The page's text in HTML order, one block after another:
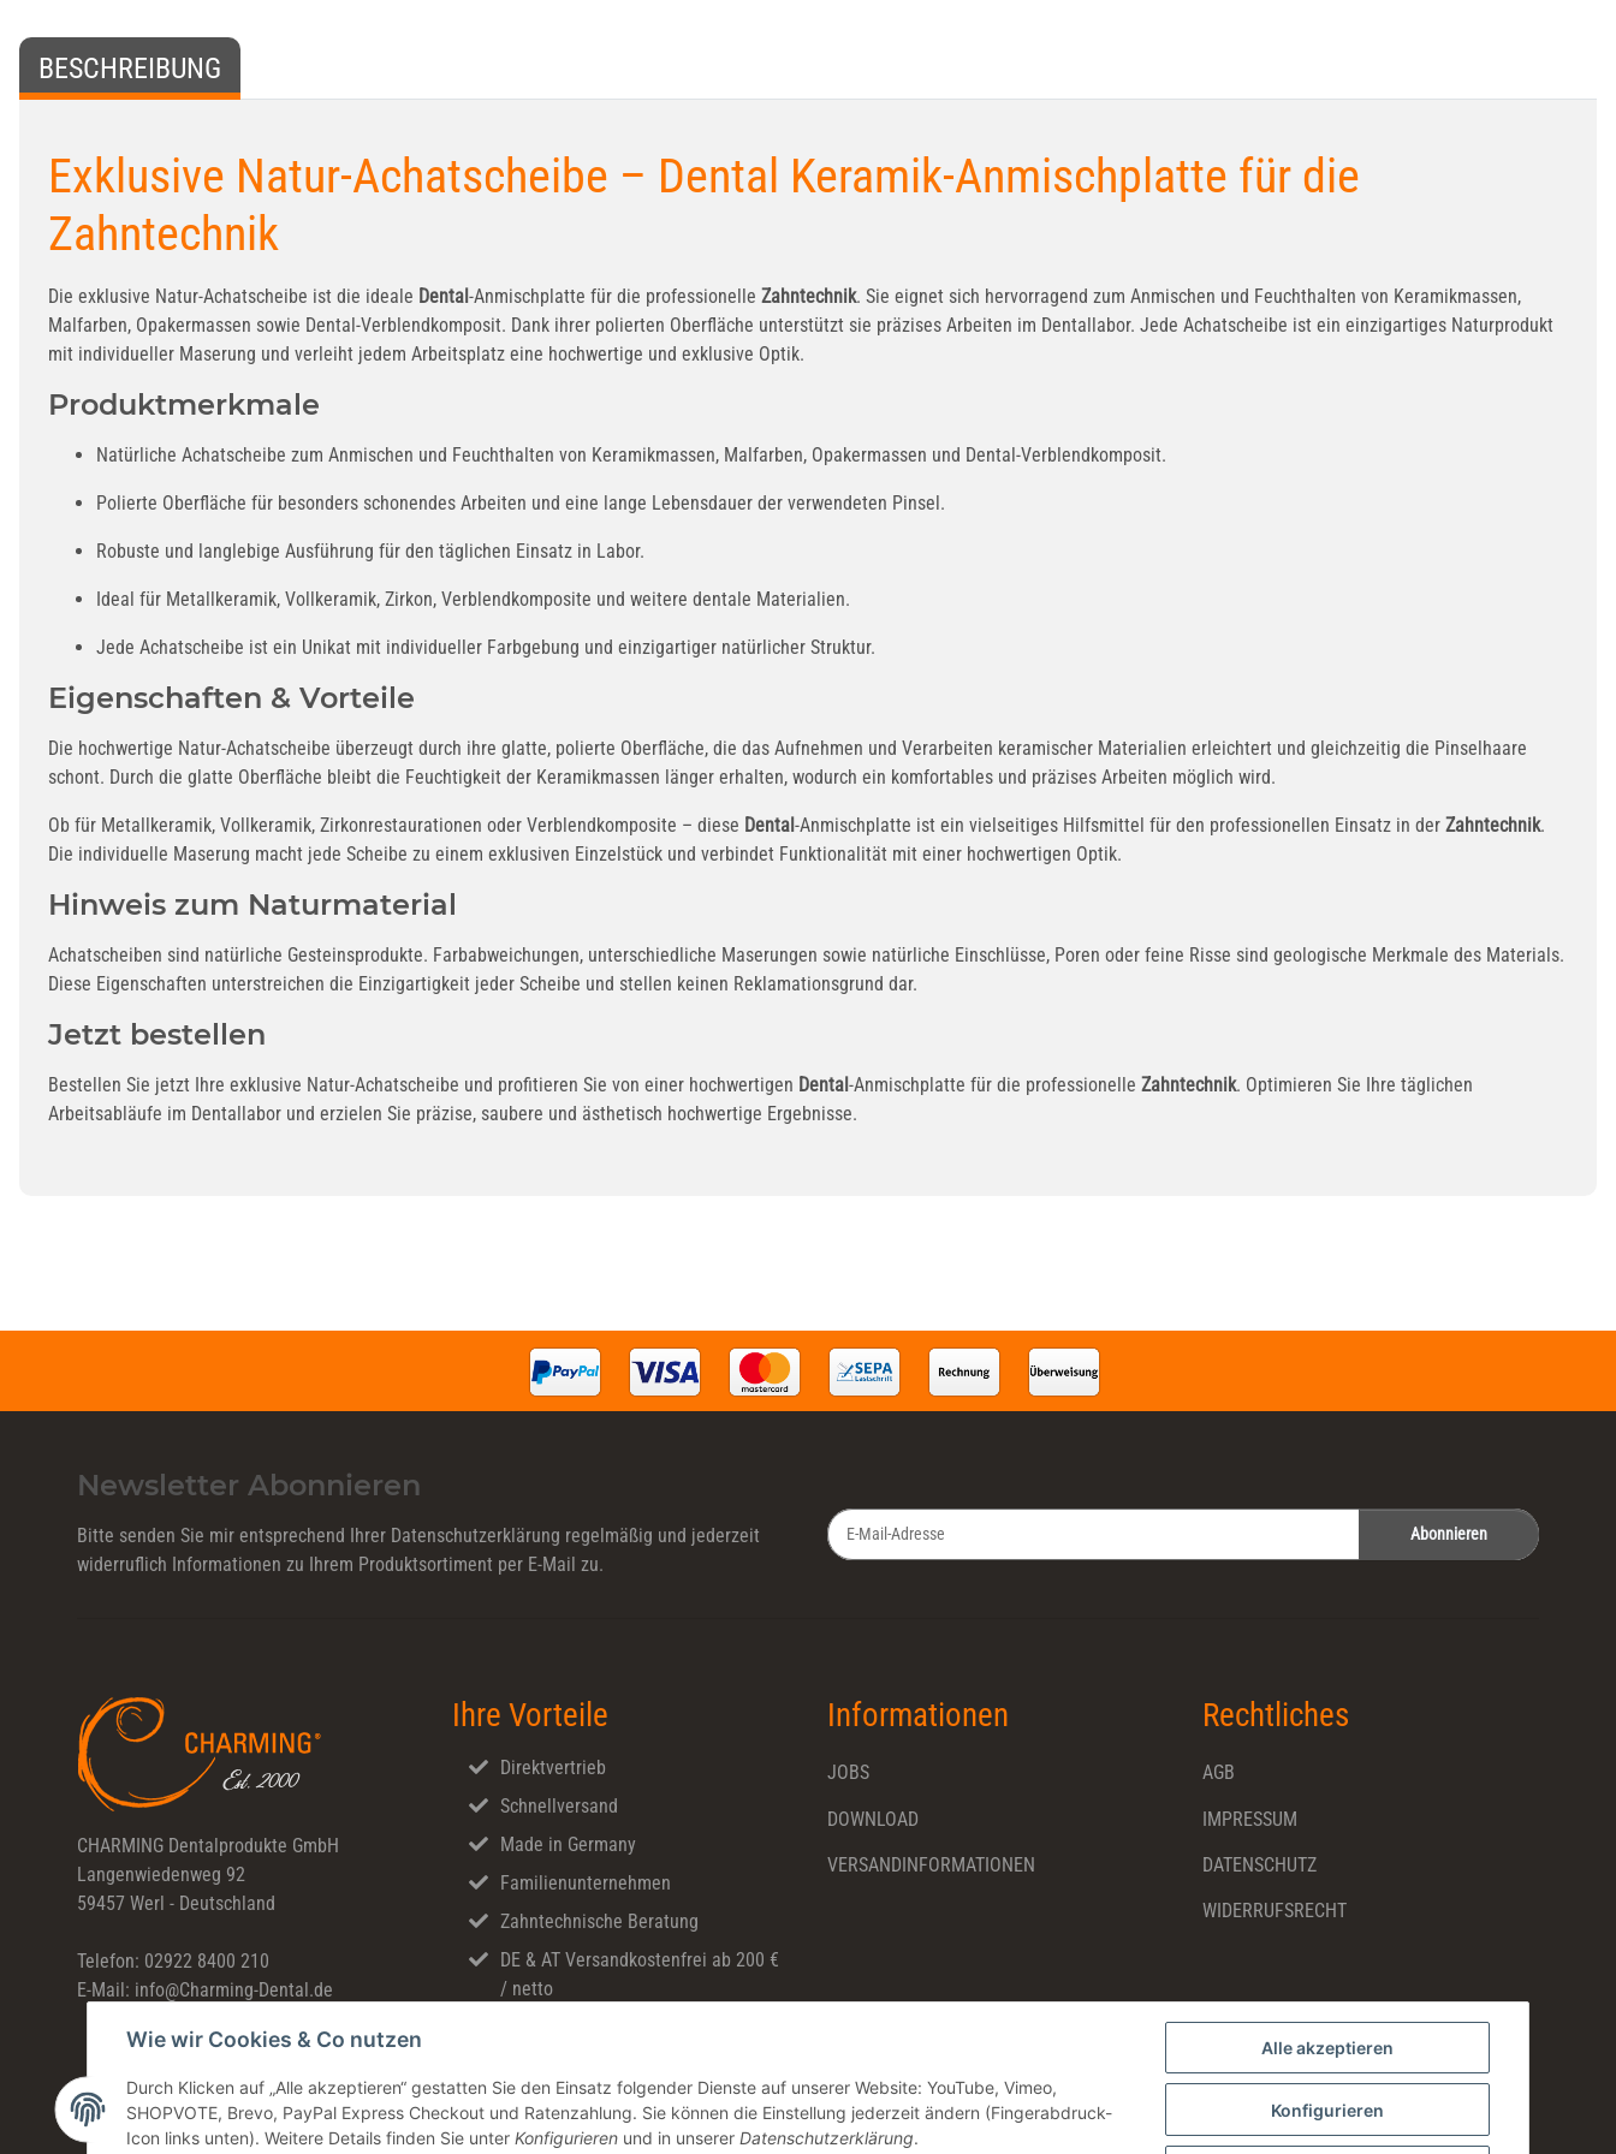
Alle akzeptieren
Konfigurieren
Wie wir Cookies & Co nutzen
Durch Klicken auf „Alle akzeptieren“ gestatten Sie den Einsatz folgender Dienste auf unserer Website: YouTube, Vimeo,
SHOPVOTE, Brevo, PayPal Express Checkout und Ratenzahlung. Sie können die Einstellung jederzeit ändern (Fingerabdruck-
Icon links unten). Weitere Details finden Sie unter Konfigurieren und in unserer Datenschutzerklärung.
BESCHREIBUNG
Exklusive Natur-Achatscheibe – Dental Keramik-Anmischplatte für die
Zahntechnik
Die exklusive Natur-Achatscheibe ist die ideale Dental -Anmischplatte für die professionelle Zahntechnik. Sie eignet sich hervorragend zum Anmischen und Feuchthalten von Keramikmassen,
Malfarben, Opakermassen sowie Dental-Verblendkomposit. Dank ihrer polierten Oberfläche unterstützt sie präzises Arbeiten im Dentallabor. Jede Achatscheibe ist ein einzigartiges Naturprodukt
mit individueller Maserung und verleiht jedem Arbeitsplatz eine hochwertige und exklusive Optik.
Produktmerkmale
Natürliche Achatscheibe zum Anmischen und Feuchthalten von Keramikmassen, Malfarben, Opakermassen und Dental-Verblendkomposit.
Polierte Oberfläche für besonders schonendes Arbeiten und eine lange Lebensdauer der verwendeten Pinsel.
Robuste und langlebige Ausführung für den täglichen Einsatz in Labor.
Ideal für Metallkeramik, Vollkeramik, Zirkon, Verblendkomposite und weitere dentale Materialien.
Jede Achatscheibe ist ein Unikat mit individueller Farbgebung und einzigartiger natürlicher Struktur.
Eigenschaften & Vorteile
Die hochwertige Natur-Achatscheibe überzeugt durch ihre glatte, polierte Oberfläche, die das Aufnehmen und Verarbeiten keramischer Materialien erleichtert und gleichzeitig die Pinselhaare
schont. Durch die glatte Oberfläche bleibt die Feuchtigkeit der Keramikmassen länger erhalten, wodurch ein komfortables und präzises Arbeiten möglich wird.
Ob für Metallkeramik, Vollkeramik, Zirkonrestaurationen oder Verblendkomposite – diese Dental -Anmischplatte ist ein vielseitiges Hilfsmittel für den professionellen Einsatz in der Zahntechnik.
Die individuelle Maserung macht jede Scheibe zu einem exklusiven Einzelstück und verbindet Funktionalität mit einer hochwertigen Optik.
Hinweis zum Naturmaterial
Achatscheiben sind natürliche Gesteinsprodukte. Farbabweichungen, unterschiedliche Maserungen sowie natürliche Einschlüsse, Poren oder feine Risse sind geologische Merkmale des Materials.
Diese Eigenschaften unterstreichen die Einzigartigkeit jeder Scheibe und stellen keinen Reklamationsgrund dar.
Jetzt bestellen
Bestellen Sie jetzt Ihre exklusive Natur-Achatscheibe und profitieren Sie von einer hochwertigen Dental -Anmischplatte für die professionelle Zahntechnik. Optimieren Sie Ihre täglichen
Arbeitsabläufe im Dentallabor und erzielen Sie präzise, saubere und ästhetisch hochwertige Ergebnisse.
Newsletter Abonnieren
Bitte senden Sie mir entsprechend Ihrer Datenschutzerklärung regelmäßig und jederzeit
widerruflich Informationen zu Ihrem Produktsortiment per E-Mail zu.
Abonnieren
CHARMING Dentalprodukte GmbH
Langenwiedenweg 92
59457 Werl - Deutschland
Telefon: 02922 8400 210
E-Mail: info@Charming-Dental.de
Ihre Vorteile
Direktvertrieb
Schnellversand
Made in Germany
Familienunternehmen
Zahntechnische Beratung
DE & AT Versandkostenfrei ab 200 €
/ netto
Informationen
JOBS
DOWNLOAD
VERSANDINFORMATIONEN
Rechtliches
AGB
IMPRESSUM
DATENSCHUTZ
WIDERRUFSRECHT
* Alle Preise zzgl. gesetzlicher USt., zzgl.